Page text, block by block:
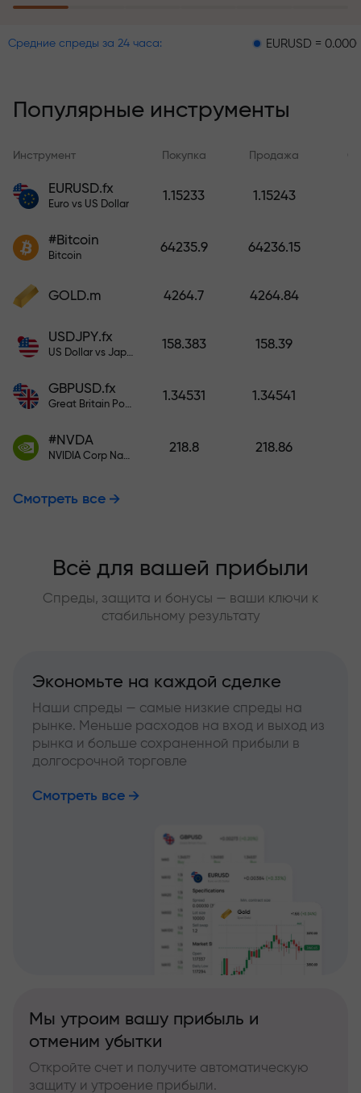
пополнение счёта
в течение 6 месяцев. Торгуйте
Пополните счёт — и получите
депозита. X1000 — это не
опечатка. Чем больше депозит,
Средние спреды за 24 часа: EURUSD = 0.00001
Популярные инструменты
Инструмент Покупка Продажа
EURUSD.fx
Euro vs US Dollar
1.15233 1.15243
#Bitcoin
Bitcoin
64235.9 64236.15
GOLD.m 4264.7 4264.84
USDJPY.fx
US Dollar vs Japanese Yen
158.383 158.39
GBPUSD.fx
Great Britain Pound vs US Dollar
1.34531 1.34541
#NVDA
NVIDIA Corp Nasdaq Stock Exchange (Nasdaq) USD
218.8 218.86
Смотреть все
Всё для вашей прибыли
Спреды, защита и бонусы — ваши ключи к
стабильному результату
Экономьте на каждой сделке
Наши спреды — самые низкие спреды на
рынке. Меньше расходов на вход и выход из
рынка и больше сохраненной прибыли в
долгосрочной торговле
Смотреть все
Мы утроим вашу прибыль и
отменим убытки
Откройте счет и получите автоматическую
защиту и утроение прибыли.